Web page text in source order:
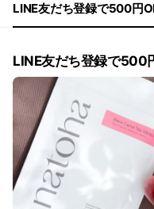
LINE友だち登録で500円
LINE友だち登録で500